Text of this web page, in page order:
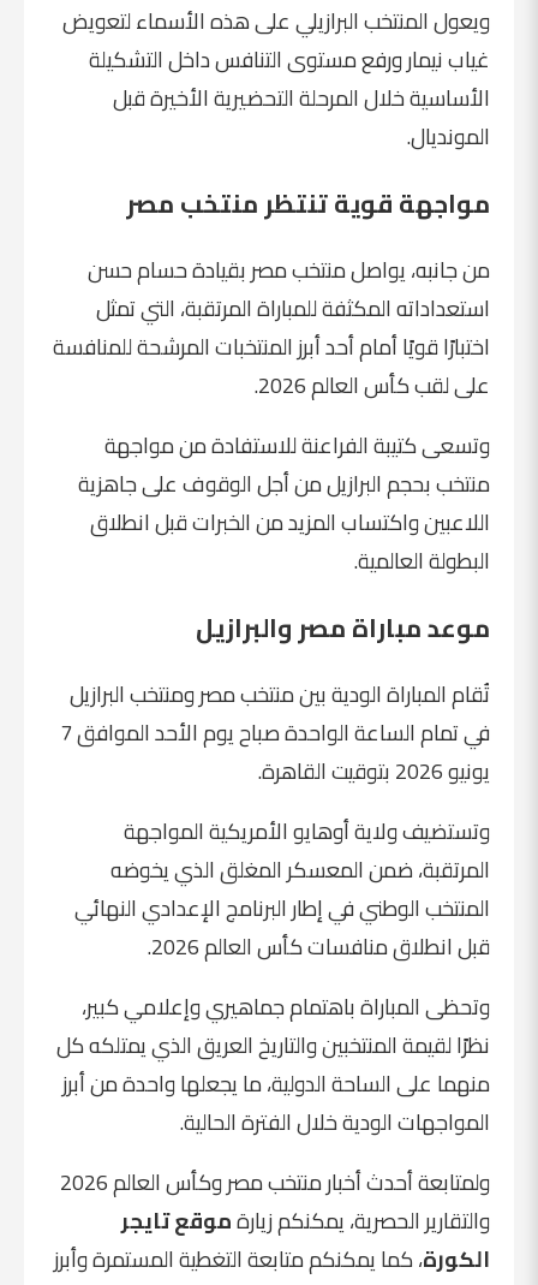
ويعول المنتخب البرازيلي على هذه الأسماء لتعويض
غياب نيمار ورفع مستوى التنافس داخل التشكيلة
الأساسية خلال المرحلة التحضيرية الأخيرة قبل
المونديال.
مواجهة قوية تنتظر منتخب مصر
من جانبه، يواصل منتخب مصر بقيادة حسام حسن
استعداداته المكثفة للمباراة المرتقبة، التي تمثل
اختبارًا قويًا أمام أحد أبرز المنتخبات المرشحة للمنافسة
على لقب كأس العالم 2026.
وتسعى كتيبة الفراعنة للاستفادة من مواجهة
منتخب بحجم البرازيل من أجل الوقوف على جاهزية
اللاعبين واكتساب المزيد من الخبرات قبل انطلاق
البطولة العالمية.
موعد مباراة مصر والبرازيل
تُقام المباراة الودية بين منتخب مصر ومنتخب البرازيل
في تمام الساعة الواحدة صباح يوم الأحد الموافق 7
يونيو 2026 بتوقيت القاهرة.
وتستضيف ولاية أوهايو الأمريكية المواجهة
المرتقبة، ضمن المعسكر المغلق الذي يخوضه
المنتخب الوطني في إطار البرنامج الإعدادي النهائي
قبل انطلاق منافسات كأس العالم 2026.
وتحظى المباراة باهتمام جماهيري وإعلامي كبير،
نظرًا لقيمة المنتخبين والتاريخ العريق الذي يمتلكه كل
منهما على الساحة الدولية، ما يجعلها واحدة من أبرز
المواجهات الودية خلال الفترة الحالية.
ولمتابعة أحدث أخبار منتخب مصر وكأس العالم 2026
والتقارير الحصرية، يمكنكم زيارةموقع تايجر
الكورة، كما يمكنكم متابعة التغطية المستمرة وأبرز